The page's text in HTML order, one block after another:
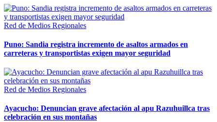
Red de Medios Regionales
Puno: Sandia registra incremento de asaltos armados en
carreteras y transportistas exigen mayor seguridad
Red de Medios Regionales
Ayacucho: Denuncian grave afectación al apu Razuhuillca tras
celebración en sus montañas